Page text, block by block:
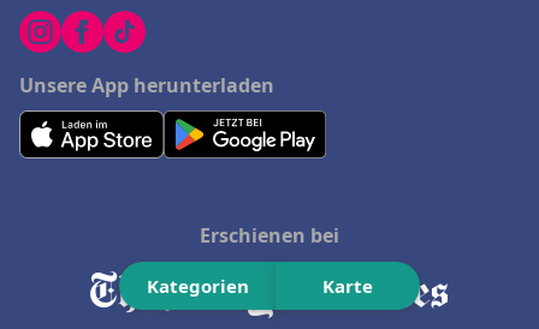
Kategorien Karte
Unsere App herunterladen
Erschienen bei